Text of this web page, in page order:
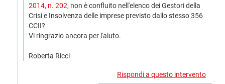
2014, n. 202, non è confluito nell'elenco dei Gestori della
Crisi e Insolvenza delle imprese previsto dallo stesso 356
CCII?
Vi ringrazio ancora per l'aiuto.
Roberta Ricci
Rispondi a questo intervento